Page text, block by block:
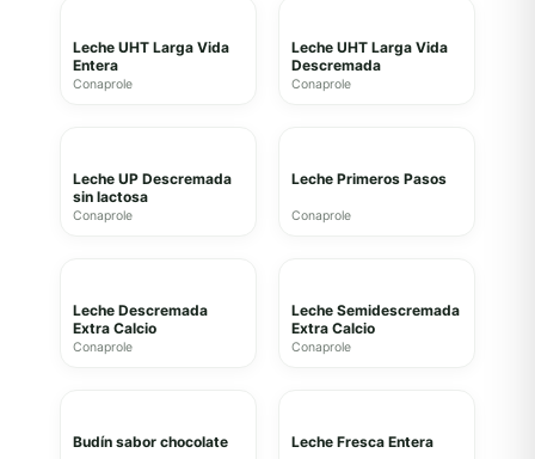
Leche UHT Larga Vida
Entera
Conaprole
Leche UHT Larga Vida
Descremada
Conaprole
Leche UP Descremada
sin lactosa
Conaprole
Leche Primeros Pasos
Conaprole
Leche Descremada
Extra Calcio
Conaprole
Leche Semidescremada
Extra Calcio
Conaprole
Budín sabor chocolate Leche Fresca Entera